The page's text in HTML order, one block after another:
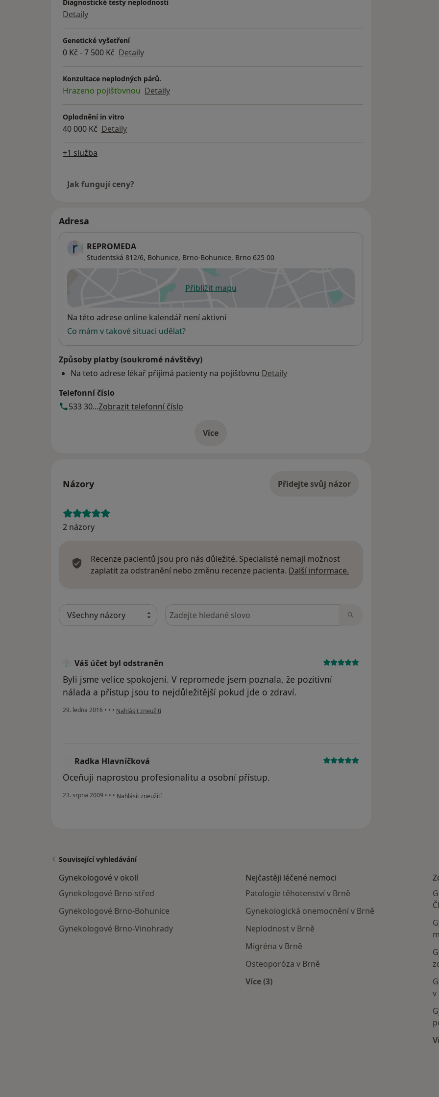
Diagnostické testy neplodnosti
Detaily
Genetické vyšetření
0 Kč - 7 500 Kč Detaily
Konzultace neplodných párů.
Hrazeno pojišťovnou Detaily
Oplodnění in vitro
40 000 Kč Detaily
+1 služba
Jak fungují ceny?
Adresa
REPROMEDA
Studentská 812/6, Bohunice, Brno-Bohunice, Brno 625 00
Přiblížit mapuse otevře v nové záložce
Dostupnost
Na této adrese online kalendář není aktivní
Co mám v takové situaci udělat?
Způsoby platby (soukromé návštěvy)
Na teto adrese lékař přijímá pacienty na pojišťovnu Detaily
Telefonní číslo
533 30...Zobrazit telefonní číslo
Víceo adrese
Názory Přidejte svůj názor
2 názory
Recenze pacientů jsou pro nás důležité. Specialisté nemají možnost
zaplatit za odstranění nebo změnu recenze pacienta. Další informace.
Hledejte v názorech
Váš účet byl odstraněn
Byli jsme velice spokojeni. V repromede jsem poznala, že pozitivní
nálada a přístup jsou to nejdůležitější pokud jde o zdraví.
29. ledna 2016 • • • podle názoru uživatele Váš účet byl odstraněn
Nahlásit zneužití
Radka Hlavníčková
Oceňuji naprostou profesionalitu a osobní přístup.
23. srpna 2009 • • • podle názoru uživatele Radka Hlavníčková
Nahlásit zneužití
Související vyhledávání
Gynekologové v okolí
Gynekologové Brno-střed
Gynekologové Brno-Bohunice
Gynekologové Brno-Vinohrady
Nejčastěji léčené nemoci
Patologie těhotenství v Brně
Gynekologická onemocnění v Brně
Neplodnost v Brně
Migréna v Brně
Osteoporóza v Brně
Více (3)
v